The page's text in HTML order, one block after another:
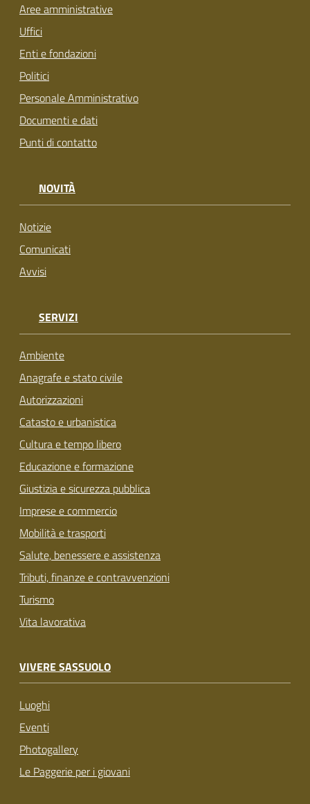
Aree amministrative
Uffici
Enti e fondazioni
Politici
Personale Amministrativo
Documenti e dati
Punti di contatto
NOVITÀ
Notizie
Comunicati
Avvisi
SERVIZI
Ambiente
Anagrafe e stato civile
Autorizzazioni
Catasto e urbanistica
Cultura e tempo libero
Educazione e formazione
Giustizia e sicurezza pubblica
Imprese e commercio
Mobilità e trasporti
Salute, benessere e assistenza
Tributi, finanze e contravvenzioni
Turismo
Vita lavorativa
VIVERE SASSUOLO
Luoghi
Eventi
Photogallery
Le Paggerie per i giovani